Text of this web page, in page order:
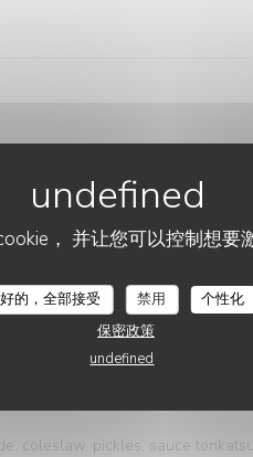
， 并让您可以控制想要
好的，全部接受 禁用
个性化
保密政策
undefined
et melon, purée de
herbes fraîches
coleslaw, pickles, sauce